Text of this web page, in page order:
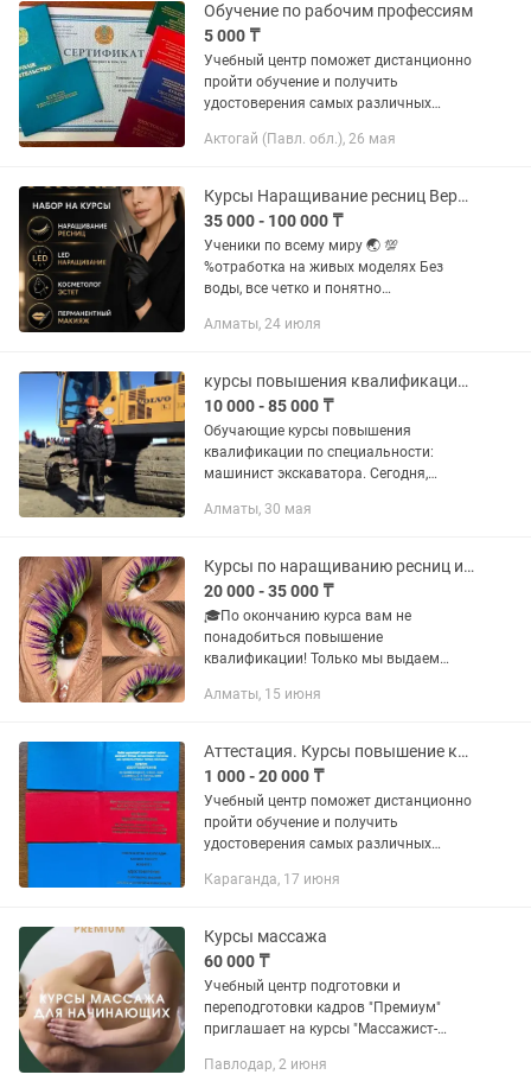
Обучение по рабочим профессиям
5 000 ₸
Учебный центр поможет дистанционно
пройти обучение и получить
удостоверения самых различных
минимум (ПТМ) Промышленной
безопасности и...
Актогай (Павл. обл.), 26 мая
Курсы Наращивание ресниц Верхних и нижних ресниц Ламинирование АКЦИЯ
35 000 - 100 000 ₸
Ученики по всему миру 🌏 💯
%отработка на живых моделях Без
воды, все четко и понятно
программы Сертификаты
Индивидуальные занятия и мини
группы...
Алматы, 24 июля
курсы повышения квалификации по специальности: машинист экскаватора
10 000 - 85 000 ₸
Обучающие курсы повышения
квалификации по специальности:
машинист экскаватора. Сегодня,
машиностроении, на рынке
строительной...
Алматы, 30 мая
Курсы по наращиванию ресниц и ламинированию с трудоустройством. Акция!!!
20 000 - 35 000 ₸
🎓По окончанию курса вам не
понадобиться повышение
квалификации! Только мы выдаем
Сертификата международного образца
программа...
Алматы, 15 июня
Аттестация. Курсы повышение квалификации
1 000 - 20 000 ₸
Учебный центр поможет дистанционно
пройти обучение и получить
удостоверения самых различных
минимум (ПТМ) Промышленной
безопасности и...
Караганда, 17 июня
Курсы массажа
60 000 ₸
Учебный центр подготовки и
переподготовки кадров "Премиум"
приглашает на курсы "Массажист-
новую специальность! В программе
Павлодар, 2 июня